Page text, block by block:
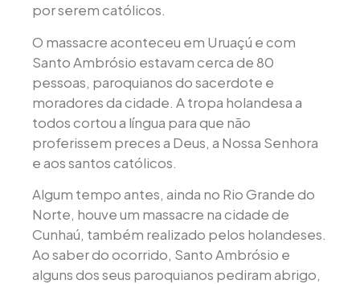
por serem católicos.
O massacre aconteceu em Uruaçú e com
Santo Ambrósio estavam cerca de 80
pessoas, paroquianos do sacerdote e
moradores da cidade. A tropa holandesa a
todos cortou a língua para que não
proferissem preces a Deus, a Nossa Senhora
e aos santos católicos.
Algum tempo antes, ainda no Rio Grande do
Norte, houve um massacre na cidade de
Cunhaú, também realizado pelos holandeses.
Ao saber do ocorrido, Santo Ambrósio e
alguns dos seus paroquianos pediram abrigo,